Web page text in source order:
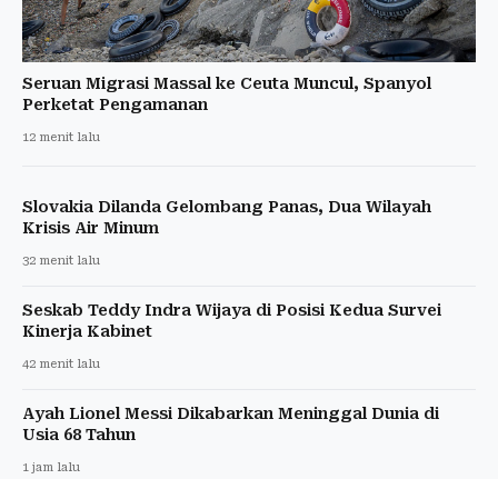
Seruan Migrasi Massal ke Ceuta Muncul, Spanyol
Perketat Pengamanan
12 menit lalu
Slovakia Dilanda Gelombang Panas, Dua Wilayah
Krisis Air Minum
32 menit lalu
Seskab Teddy Indra Wijaya di Posisi Kedua Survei
Kinerja Kabinet
42 menit lalu
Ayah Lionel Messi Dikabarkan Meninggal Dunia di
Usia 68 Tahun
1 jam lalu